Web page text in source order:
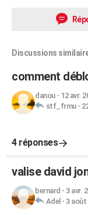
Discussions
comment
danou- 12 avr.
stf_frmu-
4 réponses
valise david
bernard - 3 avr.
Adel - 3 août